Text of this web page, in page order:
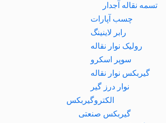
تسمه نقاله آجدار
چسب آپارات
رابر لاینینگ
رولیک نوار نقاله
سوپر اسکرو
گیربکس نوار نقاله
نوار درز گیر
الکتروگیربکس
گیربکس صنعتی